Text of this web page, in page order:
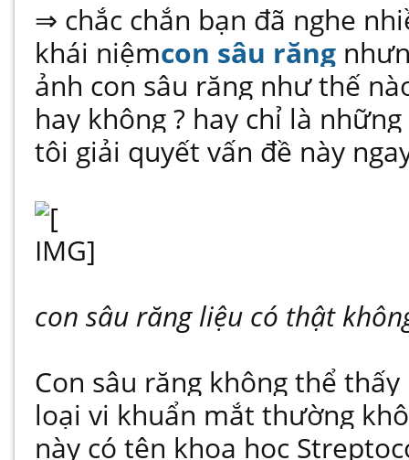
⇒ chắc chắn bạn đã nghe
khái niệmcon sâu răng
ảnh con sâu răng như thế
hay không ? hay chỉ là
tôi giải quyết vấn đề này
con sâu răng liệu có thật
Con sâu răng không thể
loại vi khuẩn mắt thường
này có tên khoa học